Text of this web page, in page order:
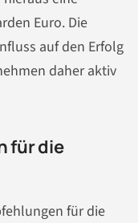
Euro. Die
auf den Erfolg
daher aktiv
für die
für die